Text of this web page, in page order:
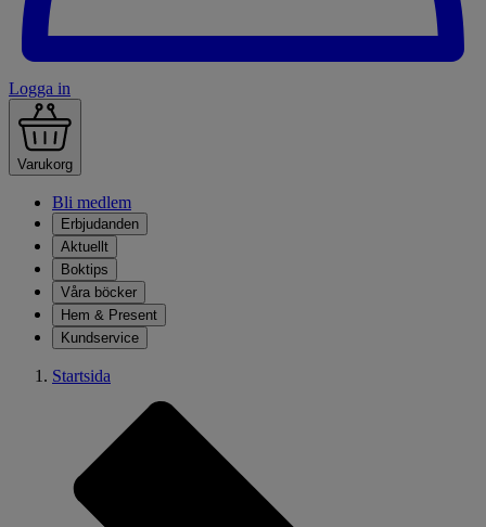
Logga in
Varukorg
Bli medlem
Erbjudanden
Aktuellt
Boktips
Våra böcker
Hem & Present
Kundservice
Startsida